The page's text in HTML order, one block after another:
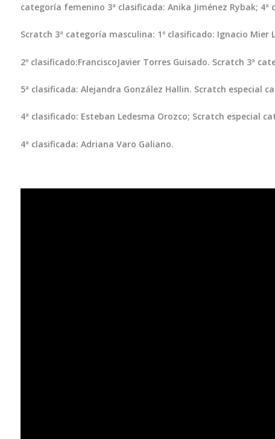
categoría femenino 3ª clasificada: Anika Jiménez Rybak; 4ª
Scratch 3ª categoría masculina: 1º clasificado: Ignacio Mier
2º clasificado:FranciscoJavier Torres Guisado. Scratch 3ª
5ª clasificada: Alejandra González Hallin. Scratch especial
4ª clasificado: Esteban Ledesma Orozco; Scratch especial
4ª clasificada: Adriana Varo Galiano.